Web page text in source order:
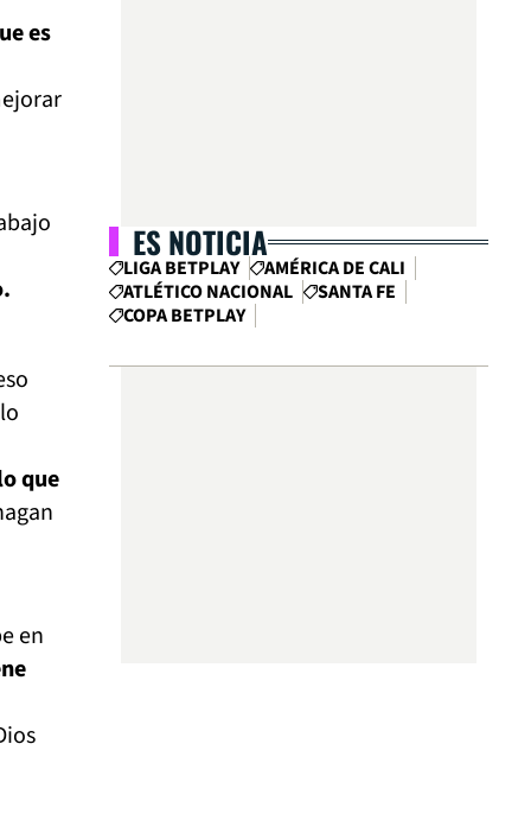
es
que
en
ES NOTICIA
LIGA BETPLAY
AMÉRICA DE CALI
ATLÉTICO NACIONAL
SANTA FE
COPA BETPLAY